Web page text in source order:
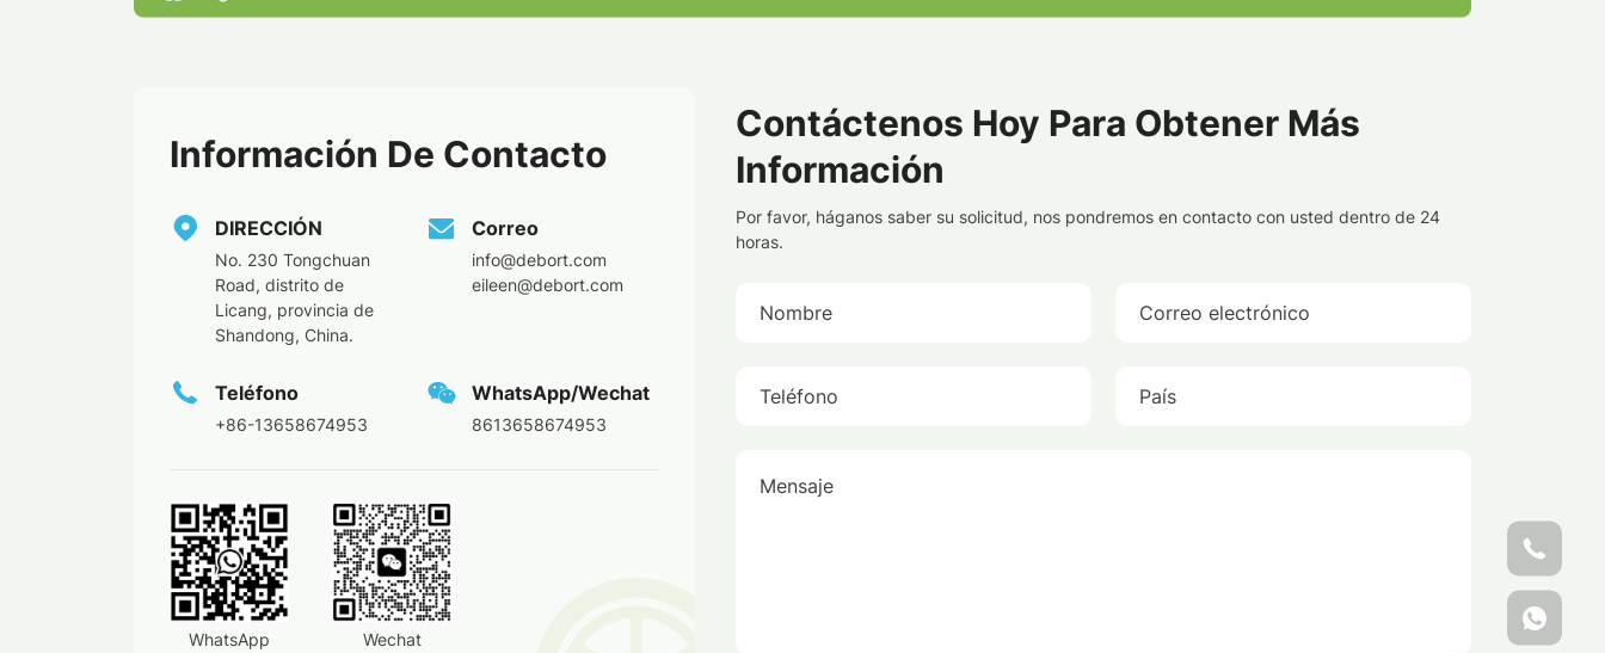
Información De Contacto
DIRECCIÓN
No. 230 Tongchuan
Road, distrito de
Licang, provincia de
Shandong, China.
Correo
info@debort.com
eileen@debort.com
Teléfono
+86-13658674953
WhatsApp/Wechat
8613658674953
WhatsApp Wechat
Contáctenos Hoy Para Obtener Más
Información
Por favor, háganos saber su solicitud, nos pondremos en contacto con usted dentro de 24
horas.
Nombre Correo electrónico
Teléfono País
Mensaje